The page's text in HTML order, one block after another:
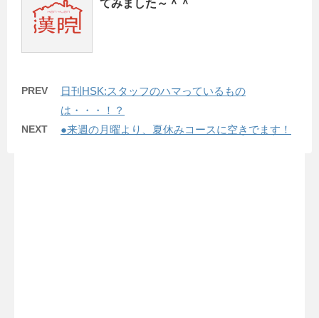
てみました～＾＾
PREV
日刊HSK:スタッフのハマっているもの
は・・・！？
NEXT ●来週の月曜より、夏休みコースに空きでます！